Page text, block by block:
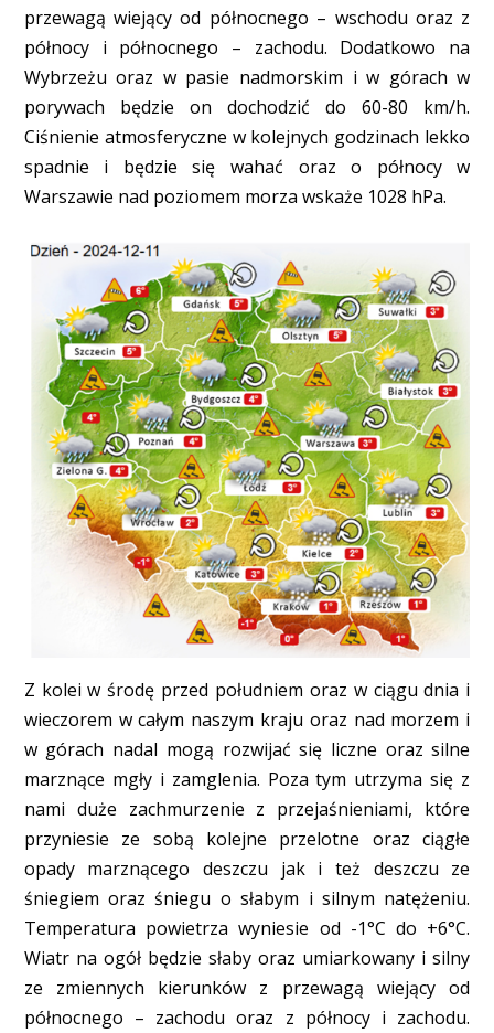
przewagą wiejący od północnego – wschodu oraz z
północy i północnego – zachodu. Dodatkowo na
Wybrzeżu oraz w pasie nadmorskim i w górach w
porywach będzie on dochodzić do 60-80 km/h.
Ciśnienie atmosferyczne w kolejnych godzinach lekko
spadnie i będzie się wahać oraz o północy w
Warszawie nad poziomem morza wskaże 1028 hPa.
Z kolei w środę przed południem oraz w ciągu dnia i
wieczorem w całym naszym kraju oraz nad morzem i
w górach nadal mogą rozwijać się liczne oraz silne
marznące mgły i zamglenia. Poza tym utrzyma się z
nami duże zachmurzenie z przejaśnieniami, które
przyniesie ze sobą kolejne przelotne oraz ciągłe
opady marznącego deszczu jak i też deszczu ze
śniegiem oraz śniegu o słabym i silnym natężeniu.
Temperatura powietrza wyniesie od -1°C do +6°C.
Wiatr na ogół będzie słaby oraz umiarkowany i silny
ze zmiennych kierunków z przewagą wiejący od
północnego – zachodu oraz z północy i zachodu.